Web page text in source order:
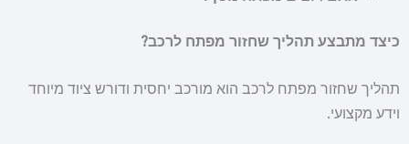
כיצד מתבצע תהליך שחזור מפתח לרכב?
תהליך שחזור מפתח לרכב הוא מורכב יחסית ודורש ציוד מיוחד
וידע מקצועי.